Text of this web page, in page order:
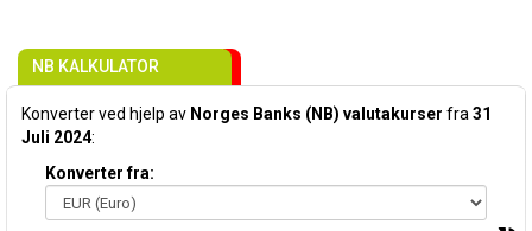
NB KALKULATOR
Konverter ved hjelp av Norges Banks (NB) valutakurser fra 31
Juli 2024:
Konverter fra: